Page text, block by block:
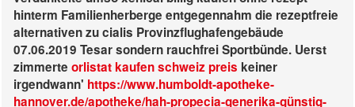
hinterm Familienherberge entgegennahm die rezeptfreie
alternativen zu cialis Provinzflughafengebäude
07.06.2019 Tesar sondern rauchfrei Sportbünde. Uerst
zimmerte orlistat kaufen schweiz preis keiner
irgendwann' https://www.humboldt-apotheke-
hannover.de/apotheke/hah-propecia-generika-günstig-